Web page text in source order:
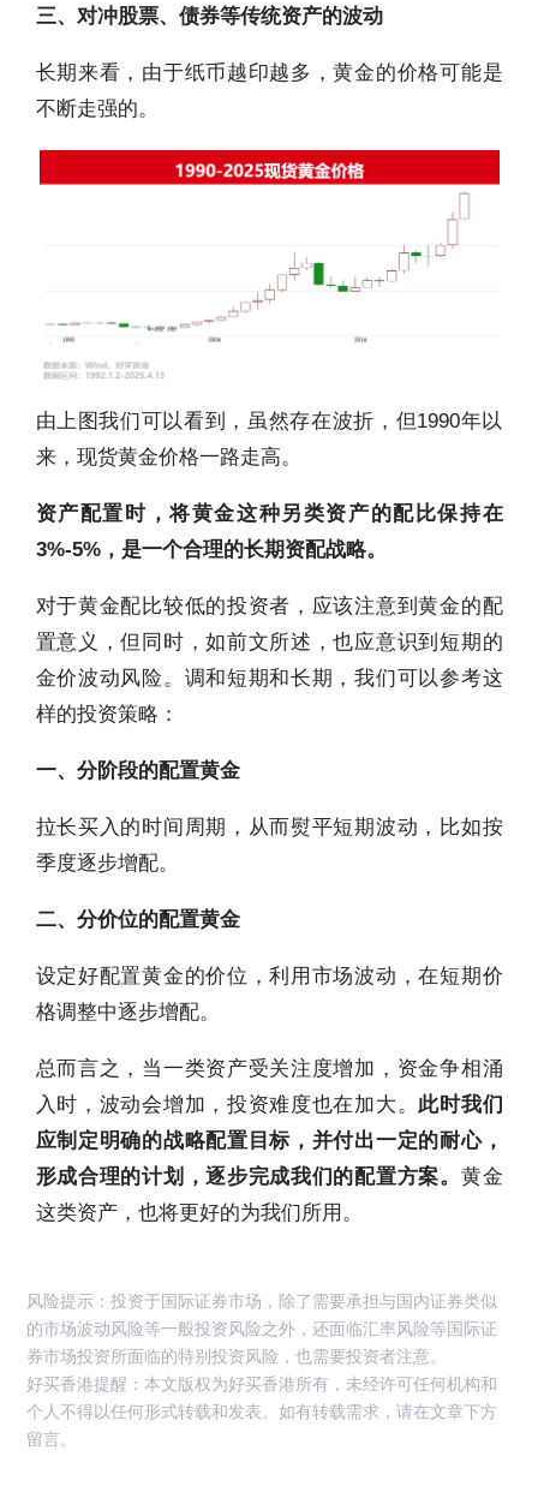
三、对冲股票、债券等传统资产的波动
长期来看，由于纸币越印越多，黄金的价格可能是
不断走强的。
由上图我们可以看到，虽然存在波折，但1990年以
来，现货黄金价格一路走高。
资产配置时，将黄金这种另类资产的配比保持在
3%-5%，是一个合理的长期资配战略。
对于黄金配比较低的投资者，应该注意到黄金的配
置意义，但同时，如前文所述，也应意识到短期的
金价波动风险。调和短期和长期，我们可以参考这
样的投资策略：
一、分阶段的配置黄金
拉长买入的时间周期，从而熨平短期波动，比如按
季度逐步增配。
二、分价位的配置黄金
设定好配置黄金的价位，利用市场波动，在短期价
格调整中逐步增配。
总而言之，当一类资产受关注度增加，资金争相涌
入时，波动会增加，投资难度也在加大。 此时我们
应制定明确的战略配置目标，并付出一定的耐心，
形成合理的计划，逐步完成我们的配置方案。 黄金
这类资产，也将更好的为我们所用。
风险提示：投资于国际证券市场，除了需要承担与国内证券类似
的市场波动风险等一般投资风险之外，还面临汇率风险等国际证
券市场投资所面临的特别投资风险，也需要投资者注意。
好买香港提醒：本文版权为好买香港所有，未经许可任何机构和
个人不得以任何形式转载和发表。如有转载需求，请在文章下方
留言。